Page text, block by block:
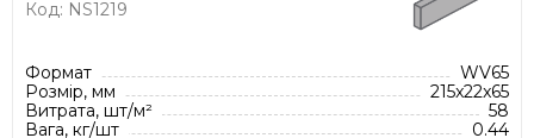
Код: NS1219
Формат
WV65
Розмір, мм
215x22x65
Витрата, шт/м²
58
Вага, кг/шт
0.44